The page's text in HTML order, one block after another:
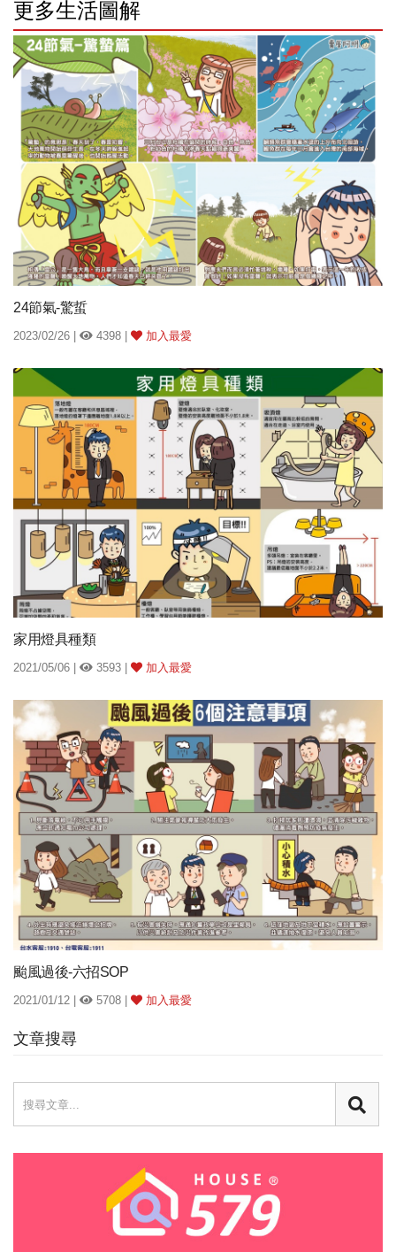
文章搜尋
更多生活圖解
24節氣-驚蜇
2023/02/26 | 4398 | 加入最愛
家用燈具種類
2021/05/06 | 3593 | 加入最愛
颱風過後-六招SOP
2021/01/12 | 5708 | 加入最愛